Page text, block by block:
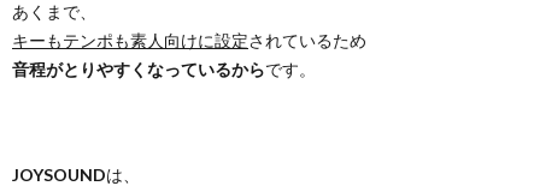
あくまで、
キーもテンポも素人向けに設定されているため
音程がとりやすくなっているからです。
JOYSOUNDは、